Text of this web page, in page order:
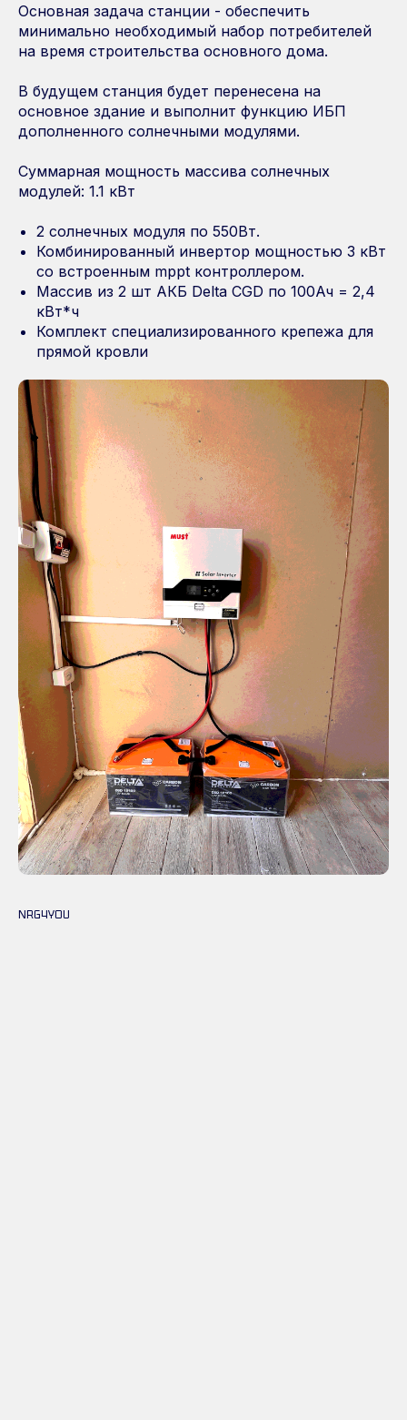
Основная задача станции - обеспечить
минимально необходимый набор потребителей
на время строительства основного дома.
В будущем станция будет перенесена на
основное здание и выполнит функцию ИБП
дополненного солнечными модулями.
Суммарная мощность массива солнечных
модулей: 1.1 кВт
2 солнечных модуля по 550Вт.
Комбинированный инвертор мощностью 3 кВт
со встроенным mppt контроллером.
Массив из 2 шт АКБ Delta CGD по 100Ач = 2,4
кВт*ч
Комплект специализированного крепежа для
прямой кровли
NRG4YOU